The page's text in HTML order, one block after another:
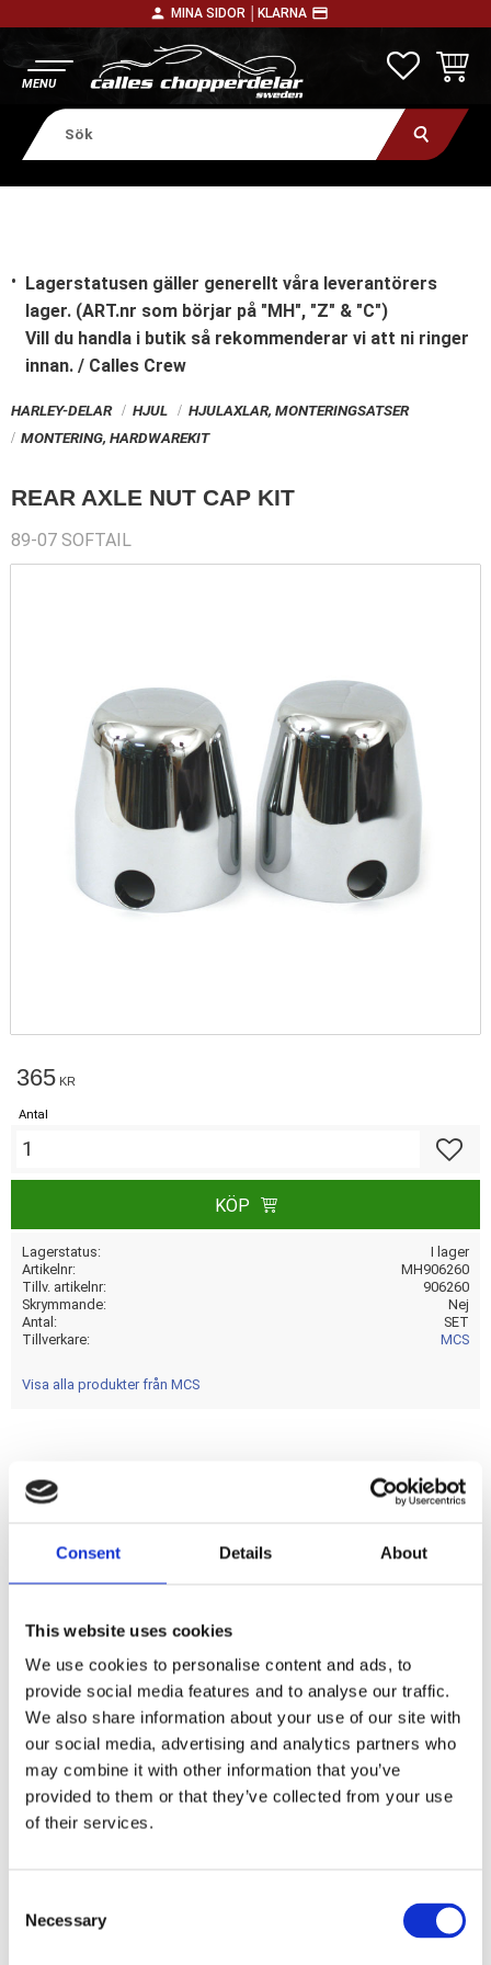
Consent Details About
This website uses cookies
We use cookies to personalise content and ads, to
provide social media features and to analyse our traffic.
We also share information about your use of our site with
our social media, advertising and analytics partners who
may combine it with other information that you’ve
provided to them or that they’ve collected from your use
of their services.
Necessary
person MINA SIDOR │ KLARNA payment
Lagerstatusen gäller generellt våra leverantörers
lager. (ART.nr som börjar på "MH", "Z" & "C")
Vill du handla i butik så rekommenderar vi att ni ringer
innan. / Calles Crew
HARLEY-DELAR HJUL
HJULAXLAR, MONTERINGSATSER
MONTERING, HARDWAREKIT
REAR AXLE NUT CAP KIT
89-07 SOFTAIL
365 KR
Antal
KÖP
Lagerstatus
I lager
Artikelnr
MH906260
Tillv. artikelnr
906260
Skrymmande
Nej
Antal
SET
Tillverkare
MCS
Visa alla produkter från MCS
CHROME; HIGH CAPS
Dela med dig
F
e
o
o
k
Omdömen
Du